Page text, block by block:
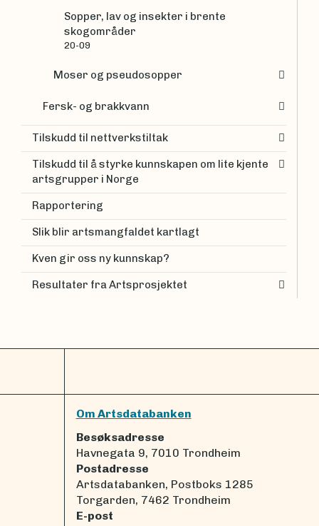
Sopper, lav og insekter i brente
skogområder
20-09
Moser og pseudosopper
Fersk- og brakkvann
Tilskudd til nettverkstiltak
Tilskudd til å styrke kunnskapen om lite kjente
artsgrupper i Norge
Rapportering
Slik blir artsmangfaldet kartlagt
Kven gir oss ny kunnskap?
Resultater fra Artsprosjektet
Om Artsdatabanken
Besøksadresse
Havnegata 9, 7010 Trondheim
Postadresse
Artsdatabanken, Postboks 1285
Torgarden, 7462 Trondheim
E-post